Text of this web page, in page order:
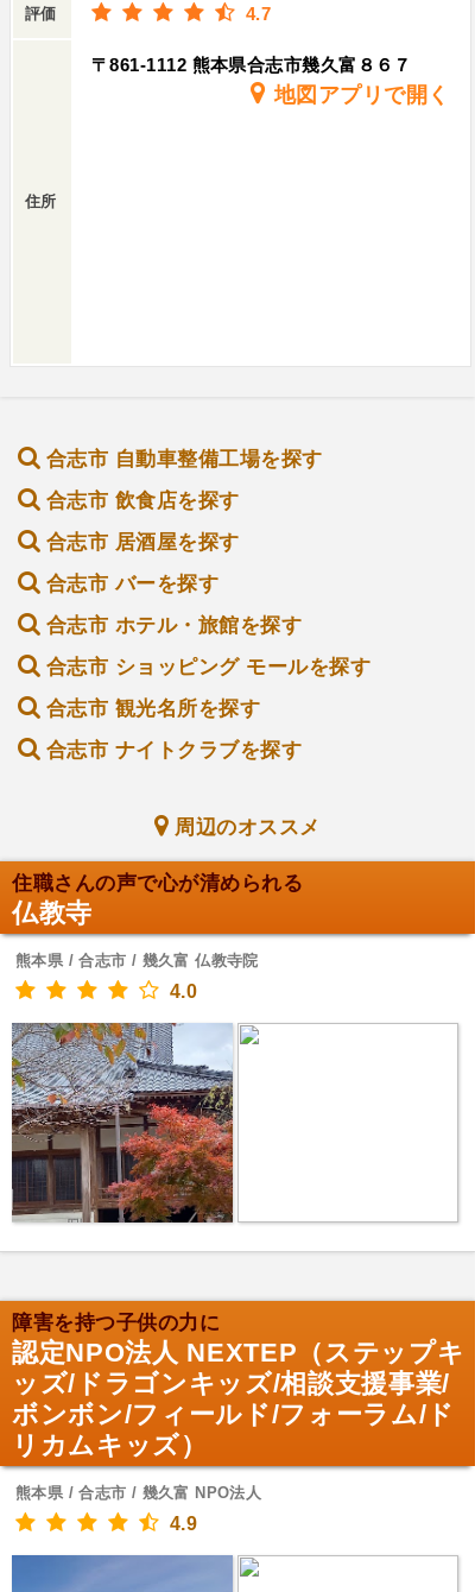
評価 4.7
住所
〒861-1112 熊本県合志市幾久富８６７
地図アプリで開く
合志市 自動車整備工場を探す
合志市 飲食店を探す
合志市 居酒屋を探す
合志市 バーを探す
合志市 ホテル・旅館を探す
合志市 ショッピング モールを探す
合志市 観光名所を探す
合志市 ナイトクラブを探す
周辺のオススメ
住職さんの声で心が清められる
仏教寺
熊本県 / 合志市 / 幾久富 仏教寺院
4.0
障害を持つ子供の力に
認定NPO法人 NEXTEP（ステップキ
ッズ/ドラゴンキッズ/相談支援事業/
ボンボン/フィールド/フォーラム/ド
リカムキッズ）
熊本県 / 合志市 / 幾久富 NPO法人
4.9